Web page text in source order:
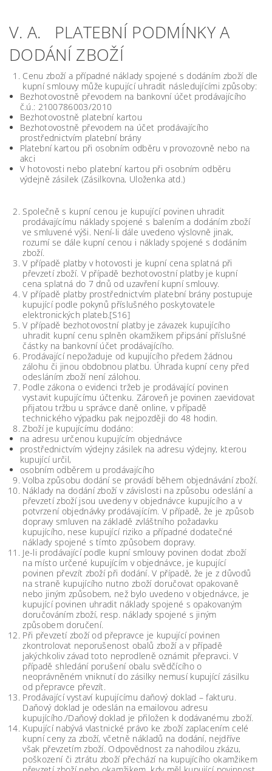
V. A. PLATEBNÍ PODMÍNKY A
DODÁNÍ ZBOŽÍ
Cenu zboží a případné náklady spojené s dodáním zboží dle
kupní smlouvy může kupující uhradit následujícími způsoby:
Bezhotovostně převodem na bankovní účet prodávajícího
č.ú.: 2100786003/2010
Bezhotovostně platební kartou
Bezhotovostně převodem na účet prodávajícího
prostřednictvím platební brány
Platební kartou při osobním odběru v provozovně nebo na
akci
V hotovosti nebo platební kartou při osobním odběru
výdejně zásilek (Zásilkovna, Uloženka atd.)
Společně s kupní cenou je kupující povinen uhradit
prodávajícímu náklady spojené s balením a dodáním zboží
ve smluvené výši. Není-li dále uvedeno výslovně jinak,
rozumí se dále kupní cenou i náklady spojené s dodáním
zboží.
V případě platby v hotovosti je kupní cena splatná při
převzetí zboží. V případě bezhotovostní platby je kupní
cena splatná do 7 dnů od uzavření kupní smlouvy.
V případě platby prostřednictvím platební brány postupuje
kupující podle pokynů příslušného poskytovatele
elektronických plateb.[S16]
V případě bezhotovostní platby je závazek kupujícího
uhradit kupní cenu splněn okamžikem připsání příslušné
částky na bankovní účet prodávajícího.
Prodávající nepožaduje od kupujícího předem žádnou
zálohu či jinou obdobnou platbu. Úhrada kupní ceny před
odesláním zboží není zálohou.
Podle zákona o evidenci tržeb je prodávající povinen
vystavit kupujícímu účtenku. Zároveň je povinen zaevidovat
přijatou tržbu u správce daně online, v případě
technického výpadku pak nejpozději do 48 hodin.
Zboží je kupujícímu dodáno:
na adresu určenou kupujícím objednávce
prostřednictvím výdejny zásilek na adresu výdejny, kterou
kupující určil,
osobním odběrem u prodávajícího
Volba způsobu dodání se provádí během objednávání zboží.
Náklady na dodání zboží v závislosti na způsobu odeslání a
převzetí zboží jsou uvedeny v objednávce kupujícího a v
potvrzení objednávky prodávajícím. V případě, že je způsob
dopravy smluven na základě zvláštního požadavku
kupujícího, nese kupující riziko a případné dodatečné
náklady spojené s tímto způsobem dopravy.
Je-li prodávající podle kupní smlouvy povinen dodat zboží
na místo určené kupujícím v objednávce, je kupující
povinen převzít zboží při dodání. V případě, že je z důvodů
na straně kupujícího nutno zboží doručovat opakovaně
nebo jiným způsobem, než bylo uvedeno v objednávce, je
kupující povinen uhradit náklady spojené s opakovaným
doručováním zboží, resp. náklady spojené s jiným
způsobem doručení.
Při převzetí zboží od přepravce je kupující povinen
zkontrolovat neporušenost obalů zboží a v případě
jakýchkoliv závad toto neprodleně oznámit přepravci. V
případě shledání porušení obalu svědčícího o
neoprávněném vniknutí do zásilky nemusí kupující zásilku
od přepravce převzít.
Prodávající vystaví kupujícímu daňový doklad – fakturu.
Daňový doklad je odeslán na emailovou adresu
kupujícího./Daňový doklad je přiložen k dodávanému zboží.
Kupující nabývá vlastnické právo ke zboží zaplacením celé
kupní ceny za zboží, včetně nákladů na dodání, nejdříve
však převzetím zboží. Odpovědnost za nahodilou zkázu,
poškození či ztrátu zboží přechází na kupujícího okamžikem